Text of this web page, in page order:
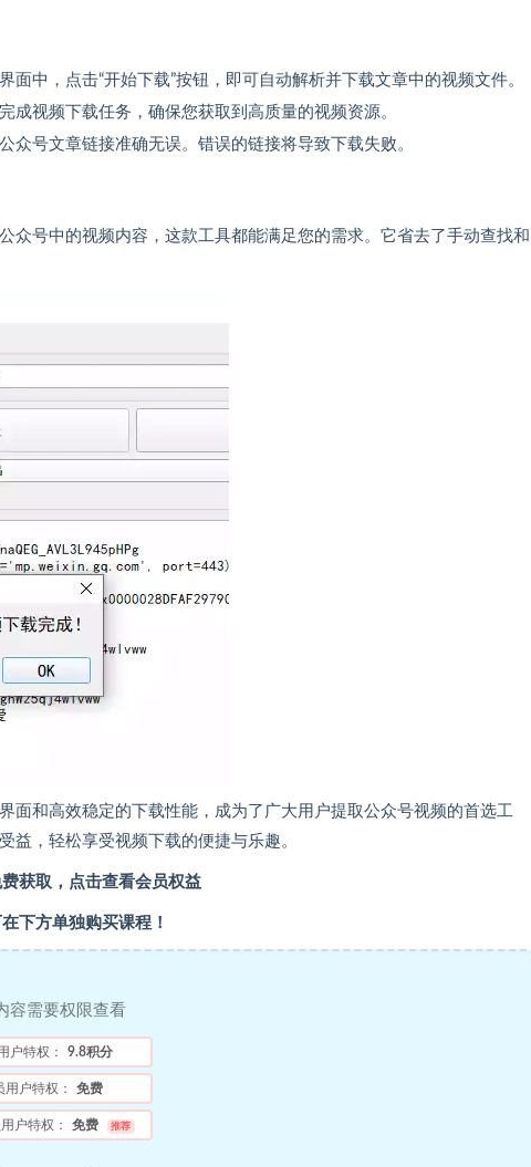
面中，点击“开始下载”按钮，即可自动解析并下载文章中的视频文件。
成视频下载任务，确保您获取到高质量的视频资源。
众号文章链接准确无误。错误的链接将导致下载失败。
众号中的视频内容，这款工具都能满足您的需求。它省去了手动查找和
面和高效稳定的下载性能，成为了广大用户提取公众号视频的首选工
益，轻松享受视频下载的便捷与乐趣。
获取，点击查看会员权益
下方单独购买课程！
容需要权限查看
户特权： 9.8积分
用户特权： 免费
户特权： 免费 推荐